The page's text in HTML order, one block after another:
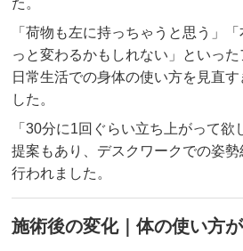
た。
「荷物も左に持っちゃうと思う」
っと変わるかもしれない」といった
日常生活での身体の使い方を見直
した。
「30分に1回ぐらい立ち上がって
提案もあり、デスクワークでの姿
行われました。
施術後の変化｜体の使い方